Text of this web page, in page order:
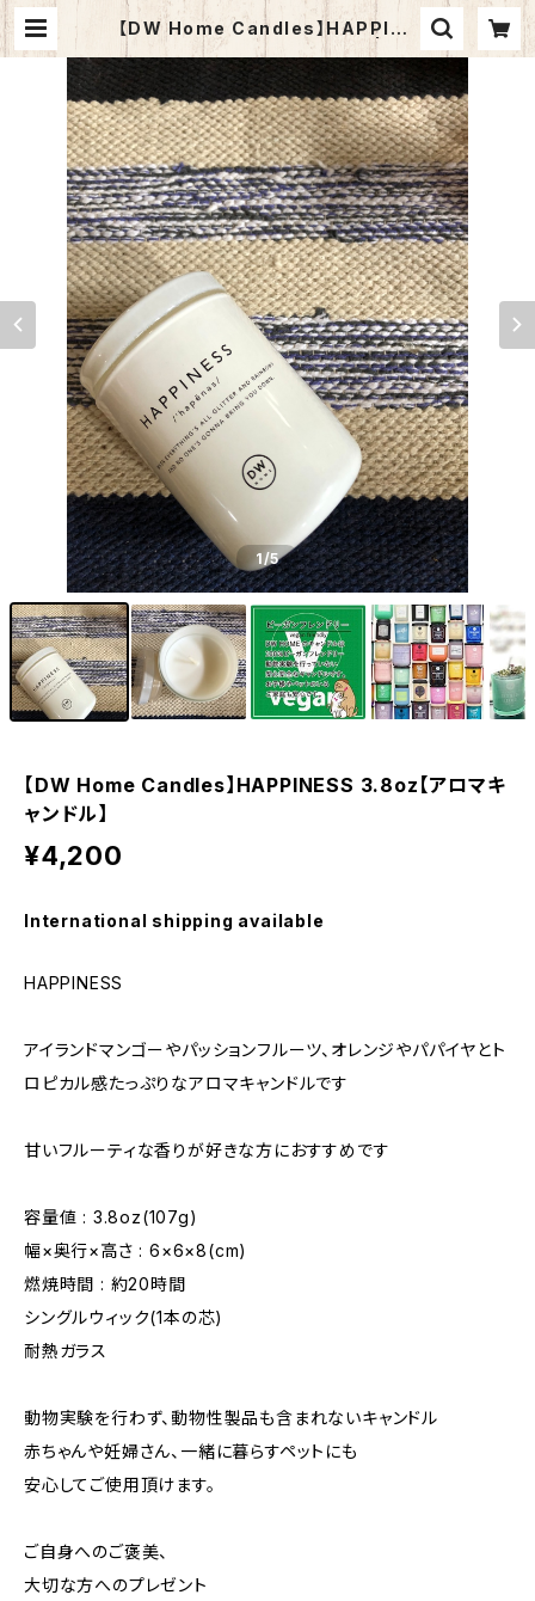
【DW Home Candles】HAPPINE
SS 3.8oz【アロマキャンドル】 | NE
WPORT
1/5
【DW Home Candles】HAPPINESS 3.8oz【アロマキ
ャンドル】
¥4,200
International shipping available
HAPPINESS
アイランドマンゴーやパッションフルーツ、オレンジやパパイヤとト
ロピカル感たっぷりなアロマキャンドルです
甘いフルーティな香りが好きな方におすすめです
容量値 : 3.8oz(107g)
幅×奥行×高さ : 6×6×8(cm)
燃焼時間 : 約20時間
シングルウィック(1本の芯)
耐熱ガラス
動物実験を行わず、動物性製品も含まれないキャンドル
赤ちゃんや妊婦さん、一緒に暮らすペットにも
安心してご使用頂けます。
ご自身へのご褒美、
大切な方へのプレゼント